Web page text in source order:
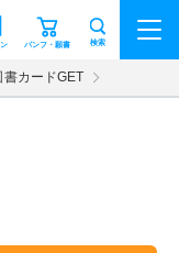
パンフ・願書 検索
書カードGET